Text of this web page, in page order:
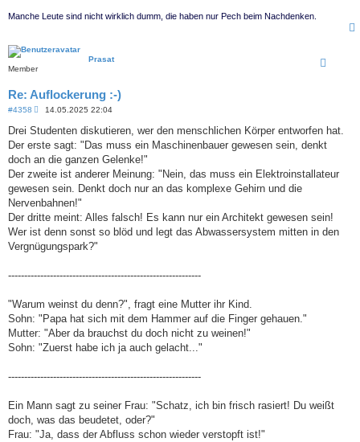
Manche Leute sind nicht wirklich dumm, die haben nur Pech beim Nachdenken.
Prasat
Member
Re: Auflockerung :-)
#4358
B
i
r
a
14.05.2025 22:04
Drei Studenten diskutieren, wer den menschlichen Körper entworfen hat.
Der erste sagt: "Das muss ein Maschinenbauer gewesen sein, denkt
doch an die ganzen Gelenke!"
Der zweite ist anderer Meinung: "Nein, das muss ein Elektroinstallateur
gewesen sein. Denkt doch nur an das komplexe Gehirn und die
Nervenbahnen!"
Der dritte meint: Alles falsch! Es kann nur ein Architekt gewesen sein!
Wer ist denn sonst so blöd und legt das Abwassersystem mitten in den
Vergnügungspark?"
------------------------------------------------------------
"Warum weinst du denn?", fragt eine Mutter ihr Kind.
Sohn: "Papa hat sich mit dem Hammer auf die Finger gehauen."
Mutter: "Aber da brauchst du doch nicht zu weinen!"
Sohn: "Zuerst habe ich ja auch gelacht..."
------------------------------------------------------------
Ein Mann sagt zu seiner Frau: "Schatz, ich bin frisch rasiert! Du weißt
doch, was das beudetet, oder?"
Frau: "Ja, dass der Abfluss schon wieder verstopft ist!"